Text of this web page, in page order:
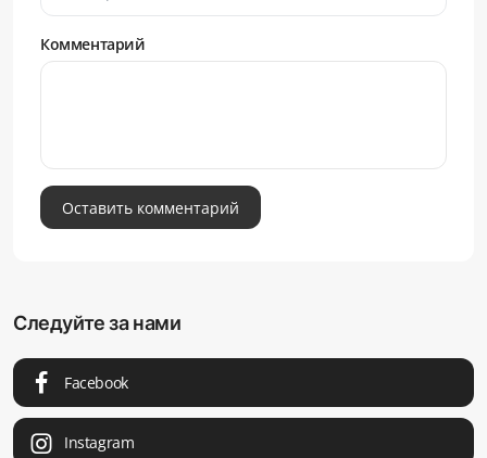
Комментарий
Оставить комментарий
Следуйте за нами
Facebook
Instagram